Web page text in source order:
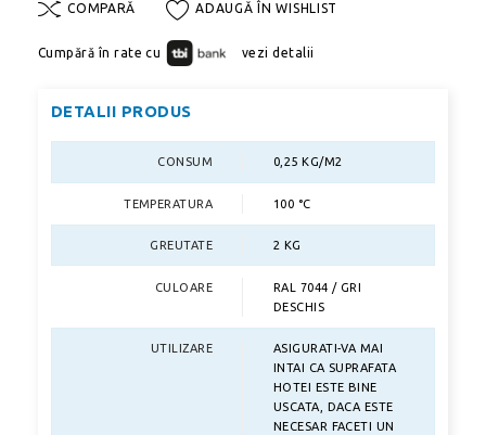
COMPARĂ ADAUGĂ ÎN WISHLIST
Cumpără în rate cu vezi detalii
DETALII PRODUS
CONSUM 0,25 KG/M2
TEMPERATURA 100 °C
GREUTATE 2 KG
CULOARE
RAL 7044 / GRI
DESCHIS
UTILIZARE
ASIGURATI-VA MAI
INTAI CA SUPRAFATA
HOTEI ESTE BINE
USCATA, DACA ESTE
NECESAR FACETI UN